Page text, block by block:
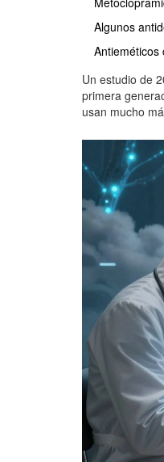
Algunos
Antieméticos
Un estudio de
primera
usan mucho